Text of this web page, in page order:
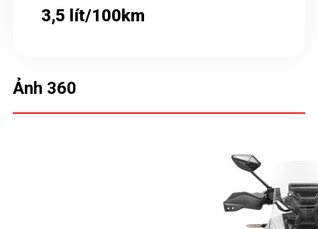
3,5 lít/100km
Ảnh 360